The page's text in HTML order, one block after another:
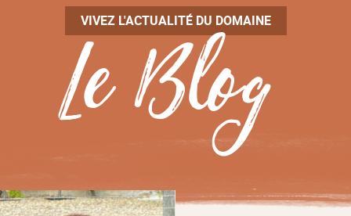
VIVEZ L'ACTUALITÉ DU DOMAINE
Le Blog